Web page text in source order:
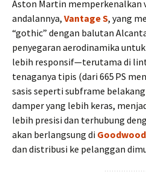
Aston Martin memperkenalkan
andalannya, Vantage S, yang
“gothic” dengan balutan
penyegaran aerodinamika
lebih responsif—terutama di
tenaganya tipis (dari 665 PS
sasis seperti subframe
damper yang lebih keras,
lebih presisi dan terhubung
akan berlangsung di
dan distribusi ke pelanggan